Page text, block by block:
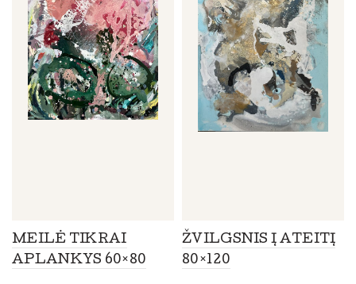
MEILĖ TIKRAI
APLANKYS 60×80
ŽVILGSNIS Į ATEITĮ
80×120